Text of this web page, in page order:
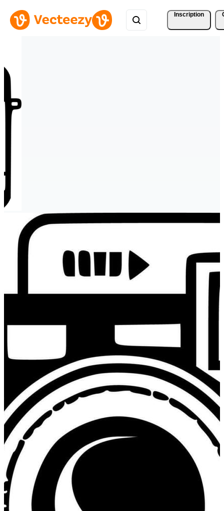
Inscription